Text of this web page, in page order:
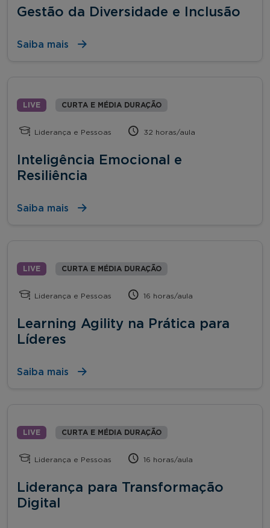
Gestão da Diversidade e Inclusão
Saiba mais
LIVE CURTA E MÉDIA DURAÇÃO
Liderança e Pessoas 32 horas/aula
Inteligência Emocional e
Resiliência
Saiba mais
LIVE CURTA E MÉDIA DURAÇÃO
Liderança e Pessoas 16 horas/aula
Learning Agility na Prática para
Líderes
Saiba mais
LIVE CURTA E MÉDIA DURAÇÃO
Liderança e Pessoas 16 horas/aula
Liderança para Transformação
Digital